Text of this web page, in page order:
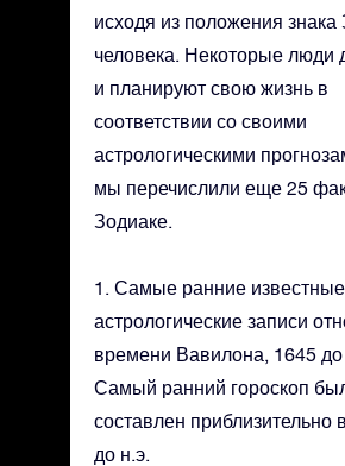
исходя из положения знака
человека. Некоторые люди
и планируют свою жизнь в
соответствии со своими
астрологическими
мы перечислили еще 25
Зодиаке.
1. Самые ранние известные
астрологические записи
времени Вавилона, 1645 до
Самый ранний гороскоп
составлен приблизительно
до н.э.